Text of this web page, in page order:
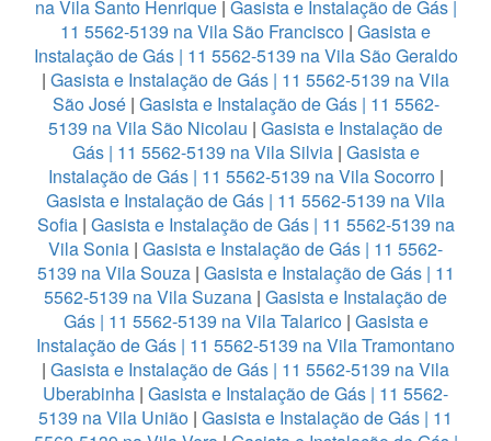
na Vila Santo Henrique| Gasista e Instalação de Gás |
11 5562-5139 na Vila São Francisco | Gasista e
Instalação de Gás | 11 5562-5139 na Vila São Geraldo
| Gasista e Instalação de Gás | 11 5562-5139 na Vila
São José| Gasista e Instalação de Gás | 11 5562-
5139 na Vila São Nicolau | Gasista e Instalação de
Gás | 11 5562-5139 na Vila Silvia| Gasista e
Instalação de Gás | 11 5562-5139 na Vila Socorro|
Gasista e Instalação de Gás | 11 5562-5139 na Vila
Sofia| Gasista e Instalação de Gás | 11 5562-5139 na
Vila Sonia | Gasista e Instalação de Gás | 11 5562-
5139 na Vila Souza| Gasista e Instalação de Gás | 11
5562-5139 na Vila Suzana | Gasista e Instalação de
Gás | 11 5562-5139 na Vila Talarico| Gasista e
Instalação de Gás | 11 5562-5139 na Vila Tramontano
| Gasista e Instalação de Gás | 11 5562-5139 na Vila
Uberabinha | Gasista e Instalação de Gás | 11 5562-
5139 na Vila União | Gasista e Instalação de Gás | 11